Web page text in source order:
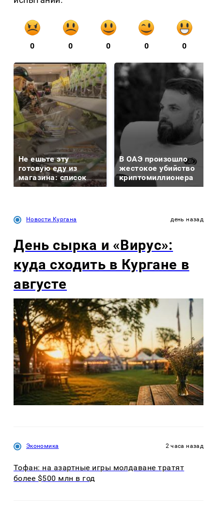
0 0 0 0 0
Не ешьте эту
готовую еду из
магазина: список
В ОАЭ произошло
жестокое убийство
криптомиллионера
Новости Кургана день назад
День сырка и «Вирус»:
куда сходить в Кургане в
августе
Экономика 2 часа назад
Тофан: на азартные игры молдаване тратят
более $500 млн в год